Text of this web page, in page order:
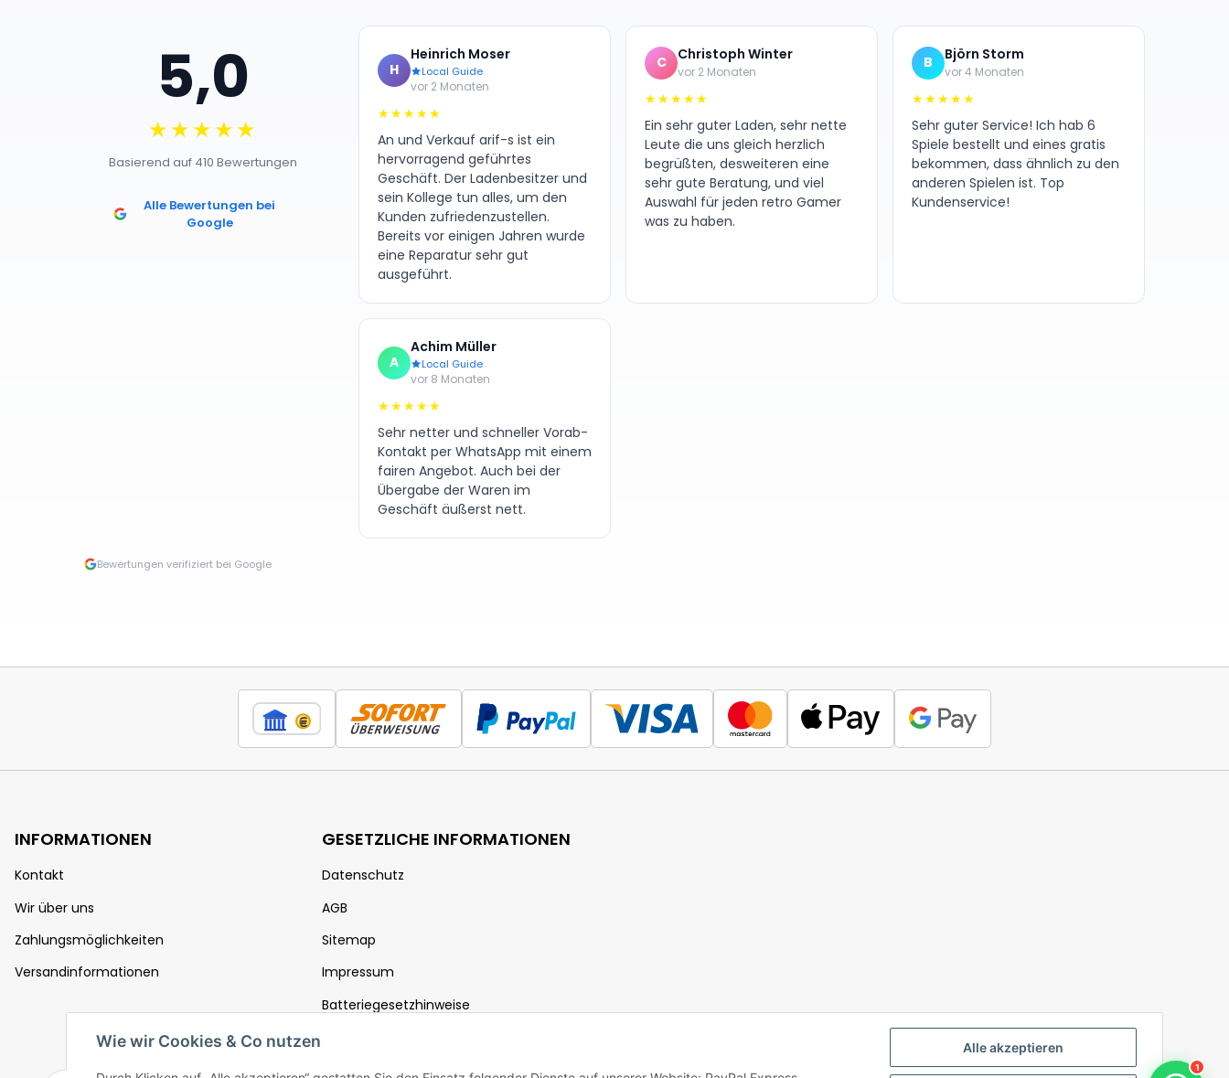
Alle akzeptieren
Wie wir Cookies & Co nutzen
1
5,0
★★★★★
Basierend auf 410 Bewertungen
Alle Bewertungen bei
Google
H
Heinrich Moser
Local Guide
vor 2 Monaten
★★★★★
An und Verkauf arif-s ist ein
hervorragend geführtes
Geschäft. Der Ladenbesitzer und
sein Kollege tun alles, um den
Kunden zufriedenzustellen.
Bereits vor einigen Jahren wurde
eine Reparatur sehr gut
ausgeführt.
C Christoph Winter
vor 2 Monaten
★★★★★
Ein sehr guter Laden, sehr nette
Leute die uns gleich herzlich
begrüßten, desweiteren eine
sehr gute Beratung, und viel
Auswahl für jeden retro Gamer
was zu haben.
B Björn Storm
vor 4 Monaten
★★★★★
Sehr guter Service! Ich hab 6
Spiele bestellt und eines gratis
bekommen, dass ähnlich zu den
anderen Spielen ist. Top
Kundenservice!
A
Achim Müller
Local Guide
vor 8 Monaten
★★★★★
Sehr netter und schneller Vorab-
Kontakt per WhatsApp mit einem
fairen Angebot. Auch bei der
Übergabe der Waren im
Geschäft äußerst nett.
Bewertungen verifiziert bei Google
INFORMATIONEN
Kontakt
Wir über uns
Zahlungsmöglichkeiten
Versandinformationen
GESETZLICHE INFORMATIONEN
Datenschutz
AGB
Sitemap
Impressum
Batteriegesetzhinweise